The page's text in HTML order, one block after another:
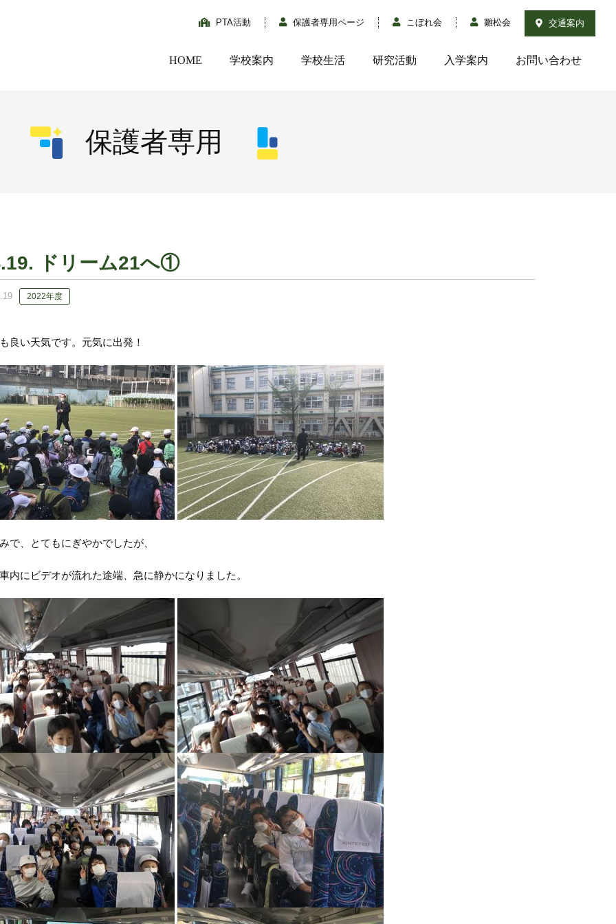
PTA活動 保護者専用ページ こぼれ会 雛松会 交通案内
HOME 学校案内 学校生活 研究活動 入学案内 お問い合わせ
保護者専用
ドリーム21へ①
2022年度
い天気です。元気に出発！
、とてもにぎやかでしたが、
内にビデオが流れた途端、急に静かになりました。